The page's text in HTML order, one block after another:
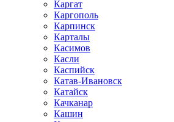
Каргат
Каргополь
Карпинск
Карталы
Касимов
Касли
Каспийск
Катав-Ивановск
Катайск
Качканар
Кашин